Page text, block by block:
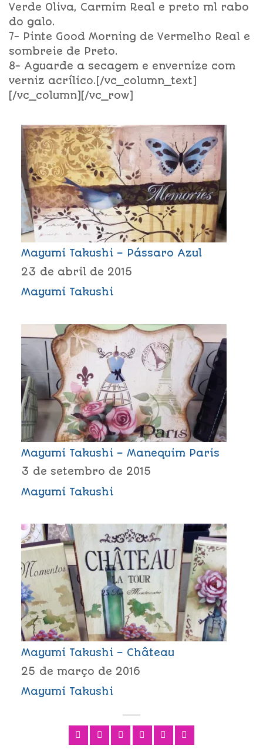
Verde Oliva, Carmim Real e preto ml rabo
do galo.
7- Pinte Good Morning de Vermelho Real e
sombreie de Preto.
8- Aguarde a secagem e envernize com
verniz acrílico.[/vc_column_text]
[/vc_column][/vc_row]
Mayumi Takushi – Pássaro Azul
23 de abril de 2015
Mayumi Takushi
Mayumi Takushi – Manequim Paris
3 de setembro de 2015
Mayumi Takushi
Mayumi Takushi – Château
25 de março de 2016
Mayumi Takushi